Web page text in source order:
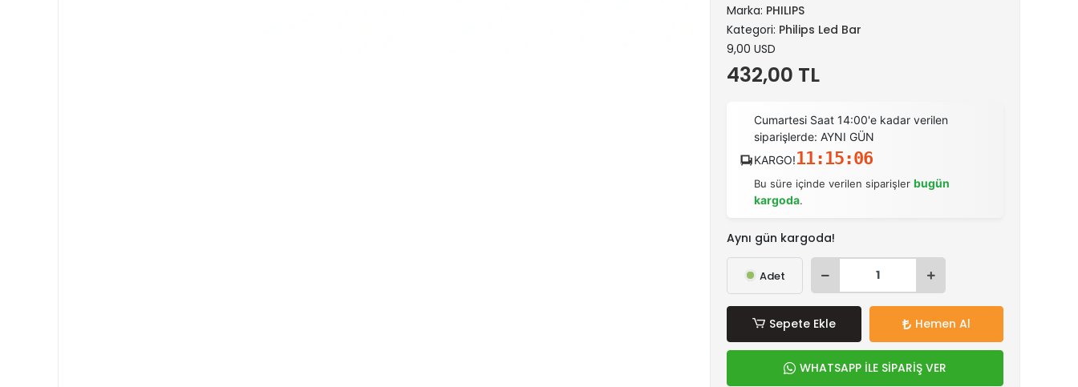
Marka: PHILIPS
Kategori: Philips Led Bar
9,00 USD
432,00 TL
Cumartesi Saat 14:00'e kadar verilen
siparişlerde: AYNI GÜN
KARGO!11:15:06
Bu süre içinde verilen siparişler bugün
kargoda.
Aynı gün kargoda!
Adet
Sepete Ekle Hemen Al
WHATSAPP İLE SİPARİŞ VER